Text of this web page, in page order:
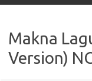
Makna
Version)